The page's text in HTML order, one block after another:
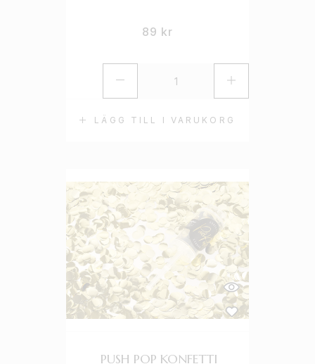
LÄGG TILL I VARUKORG
89 kr
PUSH POP KONFETTI